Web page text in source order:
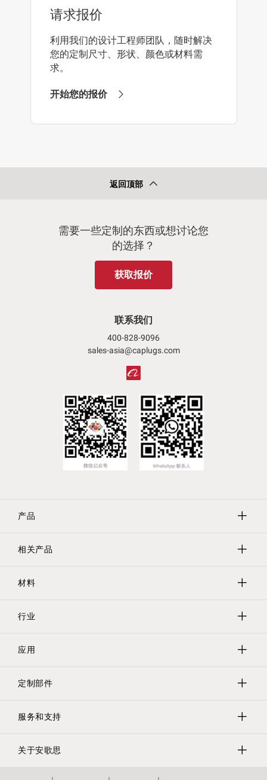
请求报价
利用我们的设计工程师团队，随时解决
您的定制尺寸、形状、颜色或材料需
求。
开始您的报价
返回顶部
需要一些定制的东西或想讨论您
的选择？
获取报价
联系我们
400-828-9096
sales-asia@caplugs.com
产品
保护帽
保护塞
软管保护/螺旋保护套
更多产品保护
相关产品
Evergreen实验室器具
Tri-Star螺纹保护器
材料
聚乙烯
乙烯基
PETG
附加材料
行业
医疗
汽车
液压
应用
遮蔽
管道和法兰保护
定制部件
定制部件
请求报价
服务和支持
寻找销售代表
关于安歌思